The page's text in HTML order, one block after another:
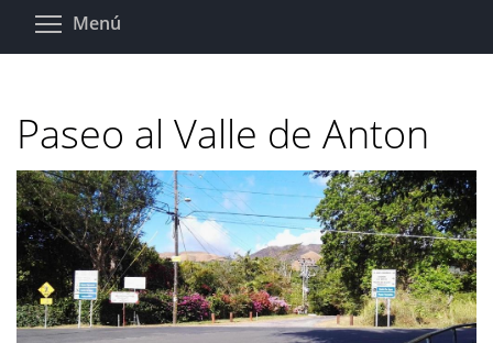
Pasar
Menú
Paseo al Valle de Anton